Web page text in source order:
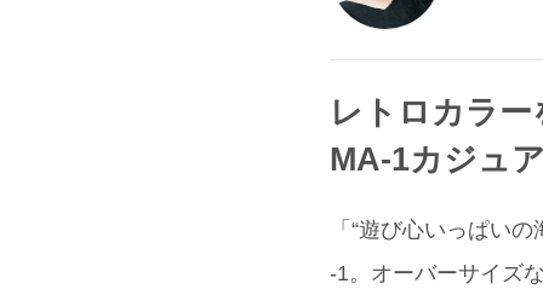
レトロカラ
MA-1カジュ
「“遊び心いっぱい
-1。オーバーサイズ